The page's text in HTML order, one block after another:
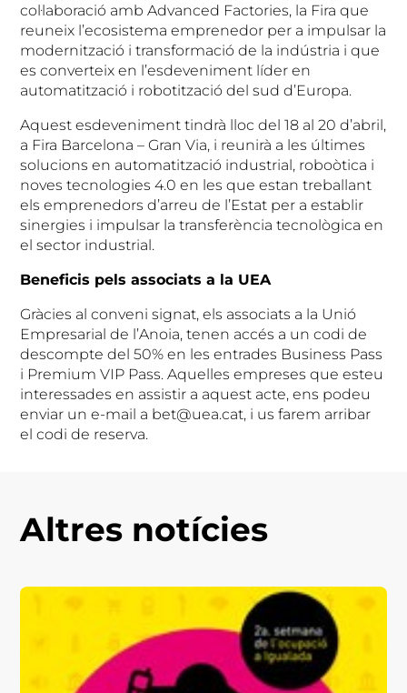
col·laboració amb Advanced Factories, la Fira que
reuneix l’ecosistema emprenedor per a impulsar la
modernització i transformació de la indústria i que
es converteix en l’esdeveniment líder en
automatització i robotització del sud d’Europa.
Aquest esdeveniment tindrà lloc del 18 al 20 d’abril,
a Fira Barcelona – Gran Via, i reunirà a les últimes
solucions en automatització industrial, roboòtica i
noves tecnologies 4.0 en les que estan treballant
els emprenedors d’arreu de l’Estat per a establir
sinergies i impulsar la transferència tecnològica en
el sector industrial.
Beneficis pels associats a la UEA
Gràcies al conveni signat, els associats a la Unió
Empresarial de l’Anoia, tenen accés a un codi de
descompte del 50% en les entrades Business Pass
i Premium VIP Pass. Aquelles empreses que esteu
interessades en assistir a aquest acte, ens podeu
enviar un e-mail a bet@uea.cat, i us farem arribar
el codi de reserva.
Altres notícies